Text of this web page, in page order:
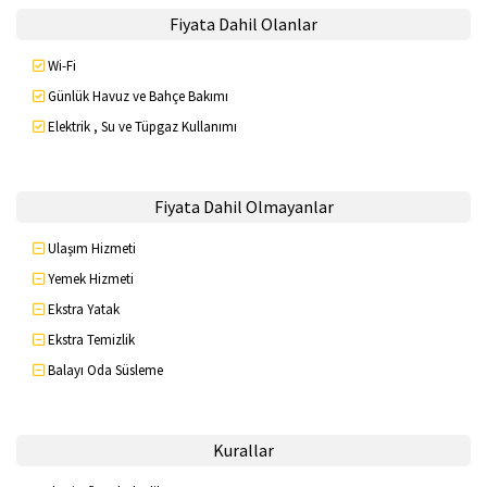
Fiyata Dahil Olanlar
Wi-Fi
Günlük Havuz ve Bahçe Bakımı
Elektrik , Su ve Tüpgaz Kullanımı
Fiyata Dahil Olmayanlar
Ulaşım Hizmeti
Yemek Hizmeti
Ekstra Yatak
Ekstra Temizlik
Balayı Oda Süsleme
Kurallar